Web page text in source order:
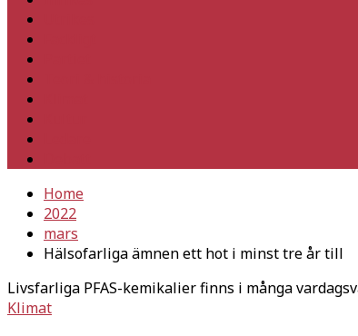
Home
2022
mars
Hälsofarliga ämnen ett hot i minst tre år till
Livsfarliga PFAS-kemikalier finns i många
Klimat